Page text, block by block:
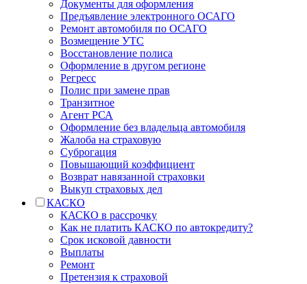
Документы для оформления
Предъявление электронного ОСАГО
Ремонт автомобиля по ОСАГО
Возмещение УТС
Восстановление полиса
Оформление в другом регионе
Регресс
Полис при замене прав
Транзитное
Агент РСА
Оформление без владельца автомобиля
Жалоба на страховую
Суброгация
Повышающий коэффициент
Возврат навязанной страховки
Выкуп страховых дел
КАСКО
КАСКО в рассрочку
Как не платить КАСКО по автокредиту?
Срок исковой давности
Выплаты
Ремонт
Претензия к страховой